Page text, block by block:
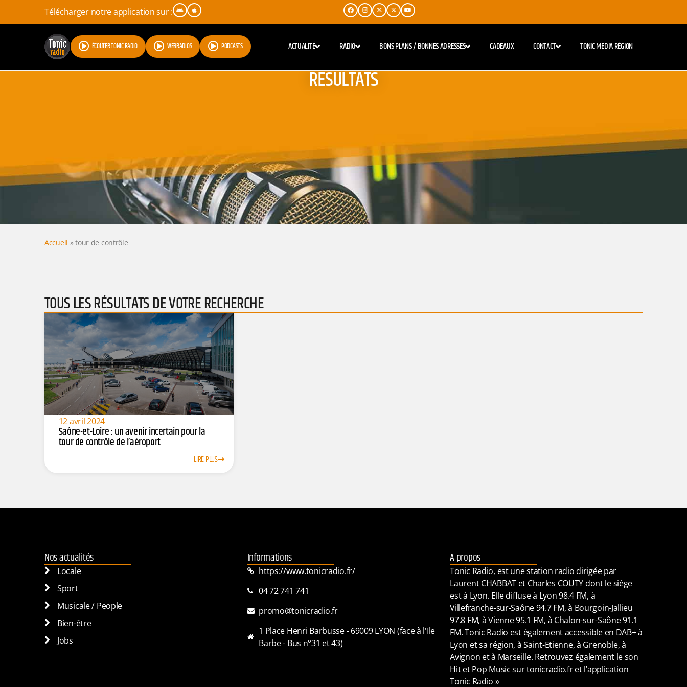
Télécharger notre application sur :
ÉCOUTER TONIC RADIO WEBRADIOS PODCASTS ACTUALITÉ RADIO BONS PLANS / BONNES ADRESSES CADEAUX CONTACT TONIC MEDIA RÉGION
RESULTATS
Accueil »tour de contrôle
TOUS LES RÉSULTATS DE VOTRE RECHERCHE
12 avril 2024
Saône-et-Loire : un avenir incertain pour la
tour de contrôle de l’aéroport
LIRE PLUS
Nos actualités
Locale
Sport
Musicale / People
Bien-être
Jobs
Informations
https://www.tonicradio.fr/
04 72 741 741
promo@tonicradio.fr
1 Place Henri Barbusse - 69009 LYON (face à l'Ile
Barbe - Bus n°31 et 43)
A propos
Tonic Radio, est une station radio dirigée par
Laurent CHABBAT et Charles COUTY dont le siège
est à Lyon. Elle diffuse à Lyon 98.4 FM, à
Villefranche-sur-Saône 94.7 FM, à Bourgoin-Jallieu
97.8 FM, à Vienne 95.1 FM, à Chalon-sur-Saône 91.1
FM. Tonic Radio est également accessible en DAB+ à
Lyon et sa région, à Saint-Etienne, à Grenoble, à
Avignon et à Marseille. Retrouvez également le son
Hit et Pop Music sur tonicradio.fr et l’application
Tonic Radio »